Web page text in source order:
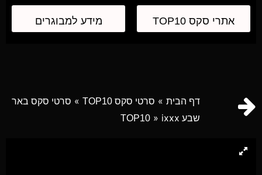
TOP10
אתרי סקס TOP10 מידע למבוגרים
דף הבית» סרטי סקס TOP10 » סרטי סקס באר
שבע TOP10 » ixxx